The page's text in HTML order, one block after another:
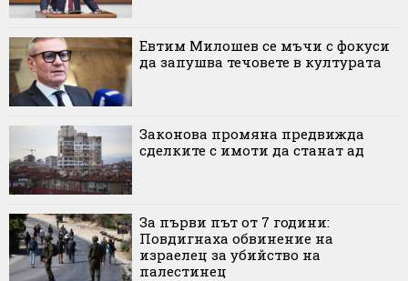
Евтим Милошев се мъчи с фокуси
да запушва течовете в културата
Законова промяна предвижда
сделките с имоти да станат ад
За първи път от 7 години:
Повдигнаха обвинение на
израелец за убийство на
палестинец